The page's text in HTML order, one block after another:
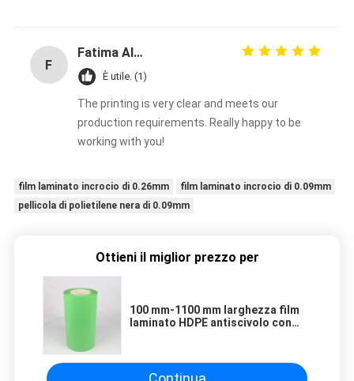
F
Fatima Al-Nuaimi
È utile. (1)
The printing is very clear and meets our
production requirements. Really happy to be
working with you!
film laminato incrocio di 0.26mm
film laminato incrocio di 0.09mm
pellicola di polietilene nera di 0.09mm
Ottieni il miglior prezzo per
100 mm-1100 mm larghezza film
laminato HDPE antiscivolo con